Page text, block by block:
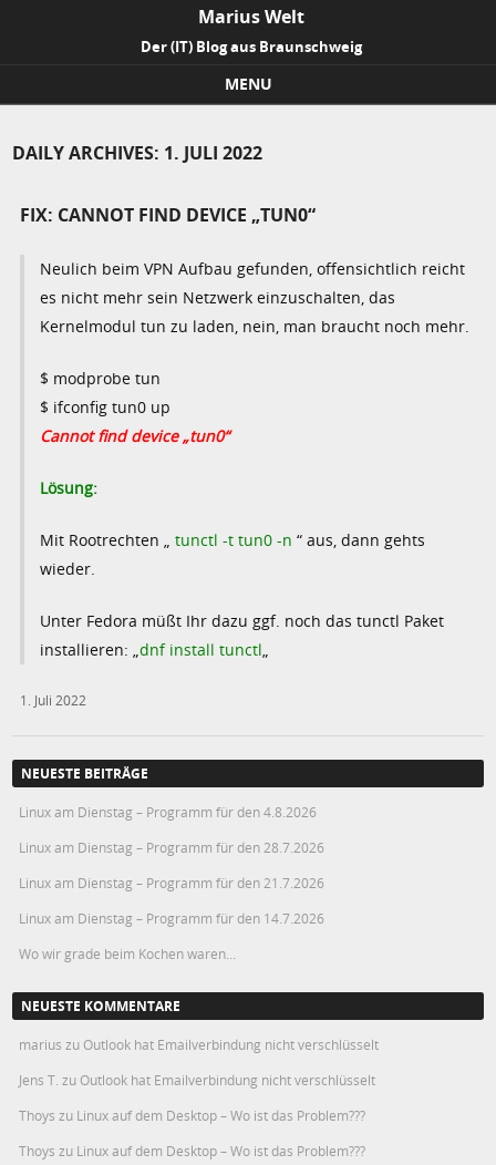
Marius Welt
Der (IT) Blog aus Braunschweig
MENU
DAILY ARCHIVES: 1. JULI 2022
FIX: CANNOT FIND DEVICE „TUN0“
Neulich beim VPN Aufbau gefunden, offensichtlich reicht
es nicht mehr sein Netzwerk einzuschalten, das
Kernelmodul tun zu laden, nein, man braucht noch mehr.
$ modprobe tun
$ ifconfig tun0 up
Cannot find device „tun0“
Lösung:
Mit Rootrechten „ tunctl -t tun0 -n “ aus, dann gehts
wieder.
Unter Fedora müßt Ihr dazu ggf. noch das tunctl Paket
installieren: „dnf install tunctl
1. Juli 2022
NEUESTE BEITRÄGE
Linux am Dienstag – Programm für den 4.8.2026
Linux am Dienstag – Programm für den 28.7.2026
Linux am Dienstag – Programm für den 21.7.2026
Linux am Dienstag – Programm für den 14.7.2026
Wo wir grade beim Kochen waren…
NEUESTE KOMMENTARE
marius zu Outlook hat Emailverbindung nicht verschlüsselt
Jens T. zu Outlook hat Emailverbindung nicht verschlüsselt
Thoys zu Linux auf dem Desktop – Wo ist das Problem???
Thoys zu Linux auf dem Desktop – Wo ist das Problem???